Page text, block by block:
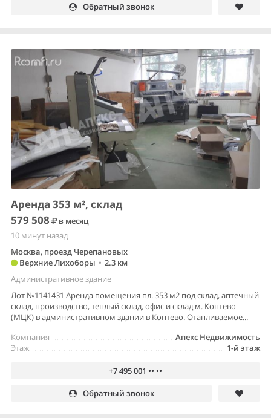
Обратный звонок
Аренда 353 м², склад
579 508
в месяц
10 минут назад
Москва, проезд Черепановых
Верхние Лихоборы • 2.3 км
Административное здание
Лот №1141431 Аренда помещения пл. 353 м2 под склад, аптечный
склад, производство, теплый склад, офис и склад м. Коптево
(МЦК) в административном здании в Коптево. Отапливаемое...
Апекс Недвижимость
Компания
1-й этаж
Этаж
+7 495 001 •• ••
Обратный звонок